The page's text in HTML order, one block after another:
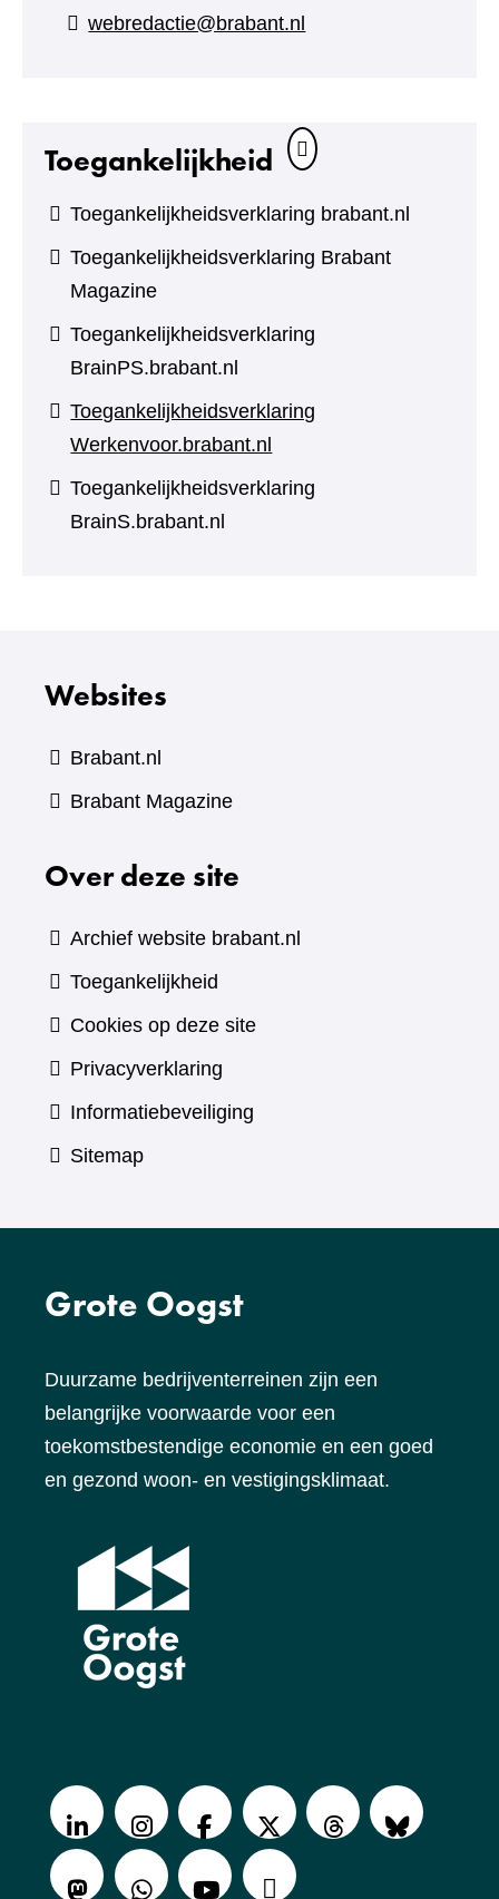
naar
webredactie@brabant.nl
Toegankelijkheid
Toegankelijkheidsverklaring brabant.nl
Toegankelijkheidsverklaring Brabant
Magazine
Toegankelijkheidsverklaring
BrainPS.brabant.nl
Toegankelijkheidsverklaring
Werkenvoor.brabant.nl
Toegankelijkheidsverklaring
BrainS.brabant.nl
Websites
Brabant.nl
Brabant Magazine(verwijst
een
website)
Over deze site
Archief website brabant.nl
Toegankelijkheid
Cookies op deze site
Privacyverklaring
Informatiebeveiliging
Sitemap
Grote Oogst
Duurzame bedrijventerreinen zijn een
belangrijke voorwaarde voor een
toekomstbestendige economie en een goed
en gezond woon- en vestigingsklimaat.
LinkedInInstagramFacebook
X